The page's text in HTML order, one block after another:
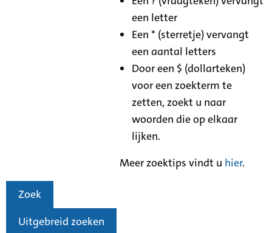
een letter
Een * (sterretje) vervangt
een aantal letters
Door een $ (dollarteken)
voor een zoekterm te
zetten, zoekt u naar
woorden die op elkaar
lijken.
Meer zoektips vindt u hier.
Zoek
Uitgebreid zoeken